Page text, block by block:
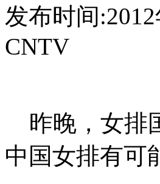
发布时间
CNTV
昨晚，女排
中国女排有可